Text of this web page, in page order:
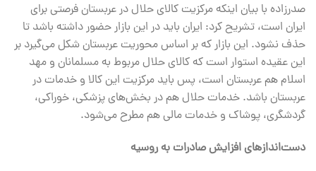
صدرزاده با بیان اینکه مرکزیت کالای حلال در عربستان فرصتی برای
ایران است، تشریح کرد: ایران باید در این بازار حضور داشته باشد تا
حذف نشود. این بازار که بر اساس محوریت عربستان شکل می‌گیرد بر
این عقیده استوار است که کالای حلال مربوط به مسلمانان و مهد
اسلام هم عربستان است، پس باید مرکزیت این کالا و خدمات در
عربستان باشد. خدمات حلال هم در بخش‌های پزشکی، خوراکی،
گردشگری، پوشاک و خدمات مالی هم مطرح می‌شود.
دست‌اندازهای افزایش صادرات به روسیه